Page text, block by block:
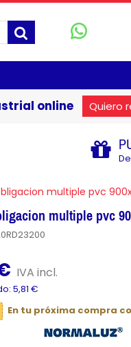
online Quiero
multiple pvc
multiple pvc
IVA incl.
5,81 €
En tu próxima compra